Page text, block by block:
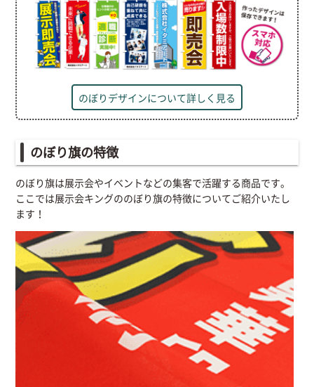
のぼりデザインについて詳しく見る
のぼり旗の特徴
のぼり旗は展示会やイベントなどの集客で活躍する商品です。
ここでは展示会キングののぼり旗の特徴についてご紹介いたし
ます！